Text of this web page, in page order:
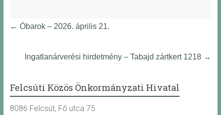
← Óbarok – 2026. április 21.
Ingatlanárverési hirdetmény – Tabajd zártkert 1218 →
Felcsúti Közös Önkormányzati Hivatal
8086 Felcsút, Fő utca 75.